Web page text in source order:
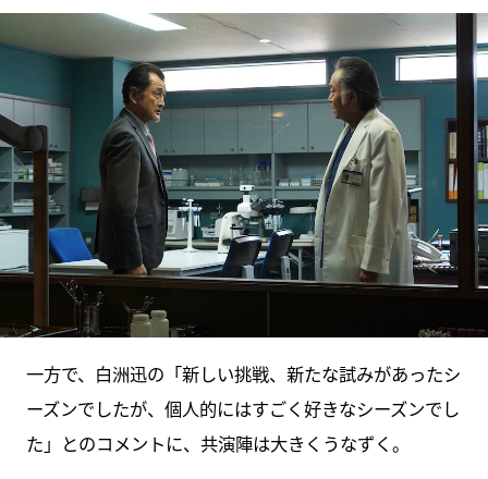
一方で、白洲迅の「新しい挑戦、新たな試みがあったシ
ーズンでしたが、個人的にはすごく好きなシーズンでし
た」とのコメントに、共演陣は大きくうなずく。